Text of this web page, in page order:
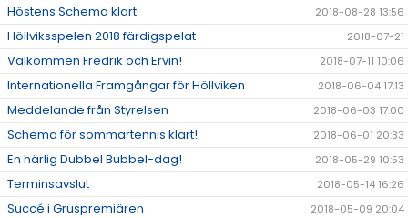
Höstens Schema klart 2018-08-28 13:56
Höllviksspelen 2018 färdigspelat 2018-07-21
Välkommen Fredrik och Ervin! 2018-07-11 10:06
Internationella Framgångar för Höllviken 2018-06-04 17:13
Meddelande från Styrelsen 2018-06-03 17:00
Schema för sommartennis klart! 2018-06-01 20:33
En härlig Dubbel Bubbel-dag! 2018-05-29 10:53
Terminsavslut 2018-05-14 16:26
Succé i Gruspremiären 2018-05-09 20:04